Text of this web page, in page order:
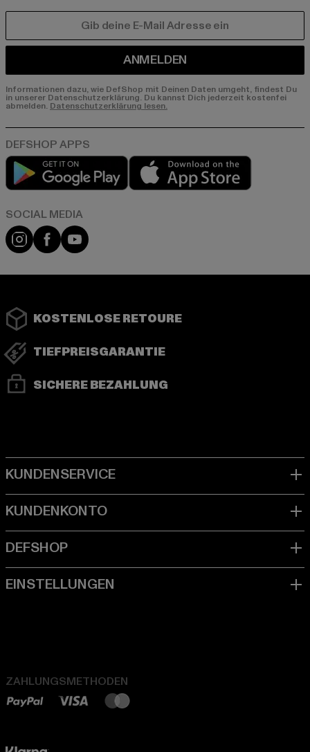
ANMELDEN
Informationen dazu, wie DefShop mit Deinen Daten umgeht, findest Du
in unserer Datenschutzerklärung. Du kannst Dich jederzeit kostenfei
abmelden. Datenschutzerklärung lesen.
Play market
Instagram
FacebookYouTube
KOSTENLOSE RETOURE
TIEFPREISGARANTIE
SICHERE BEZAHLUNG
ZAHLUNGSMETHODEN